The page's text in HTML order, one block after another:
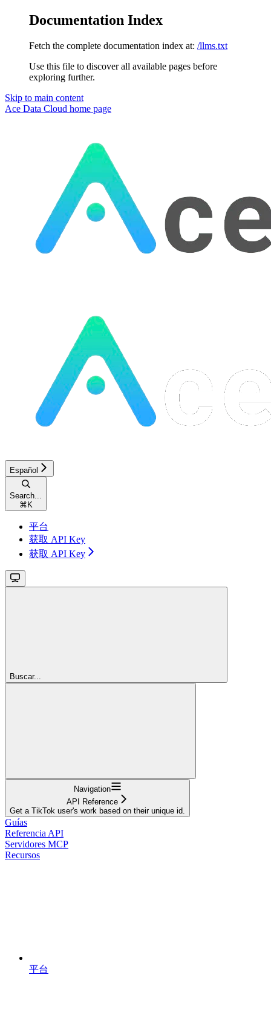
Documentation Index
Fetch the complete documentation index at: /llms.txt
Use this file to discover all available pages before
exploring further.
Skip to main content
Ace Data Cloud home page
Español
Search...
⌘ K
平台
获取 API Key
获取 API Key
Buscar...
Navigation
API Reference
Get a TikTok user's work based on their unique id.
Guías
Referencia API
Servidores MCP
Recursos
平台